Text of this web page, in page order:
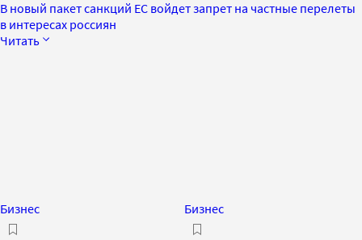
В новый пакет санкций ЕС войдет запрет на частные перелеты
в интересах россиян
Читать
Бизнес Бизнес